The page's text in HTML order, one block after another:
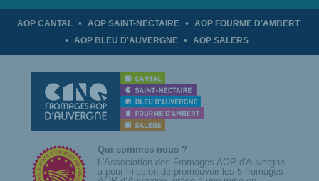
AOP CANTAL AOP SAINT-NECTAIRE
AOP FOURME D'AMBERT
AOP BLEU D'AUVERGNE
AOP SALERS
Qui sommes-nous ?
L'Association des Fromages AOP d'Auvergne
a pour mission de promouvoir les 5 fromages